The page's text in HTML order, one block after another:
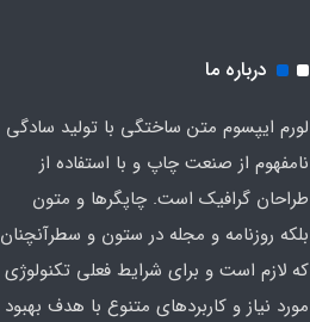
درباره ما
لورم ایپسوم متن ساختگی با تولید سادگی
نامفهوم از صنعت چاپ و با استفاده از
طراحان گرافیک است. چاپگرها و متون
بلکه روزنامه و مجله در ستون و سطرآنچنان
که لازم است و برای شرایط فعلی تکنولوژی
مورد نیاز و کاربردهای متنوع با هدف بهبود